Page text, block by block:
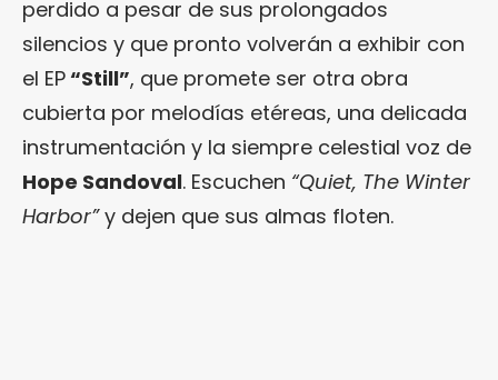
perdido a pesar de sus prolongados
silencios y que pronto volverán a exhibir con
el EP“Still”, que promete ser otra obra
cubierta por melodías etéreas, una delicada
instrumentación y la siempre celestial voz de
Hope Sandoval. Escuchen “Quiet, The Winter
Harbor”y dejen que sus almas floten.